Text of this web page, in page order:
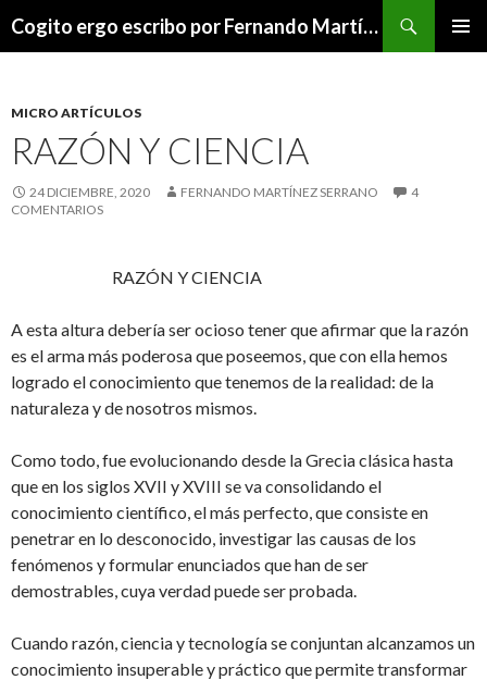
Cogito ergo escribo por Fernando Martínez Serrano
MICRO ARTÍCULOS
RAZÓN Y CIENCIA
24 DICIEMBRE, 2020 FERNANDO MARTÍNEZ SERRANO
4
COMENTARIOS
RAZÓN Y CIENCIA
A esta altura debería ser ocioso tener que afirmar que la razón
es el arma más poderosa que poseemos, que con ella hemos
logrado el conocimiento que tenemos de la realidad: de la
naturaleza y de nosotros mismos.
Como todo, fue evolucionando desde la Grecia clásica hasta
que en los siglos XVII y XVIII se va consolidando el
conocimiento científico, el más perfecto, que consiste en
penetrar en lo desconocido, investigar las causas de los
fenómenos y formular enunciados que han de ser
demostrables, cuya verdad puede ser probada.
Cuando razón, ciencia y tecnología se conjuntan alcanzamos un
conocimiento insuperable y práctico que permite transformar